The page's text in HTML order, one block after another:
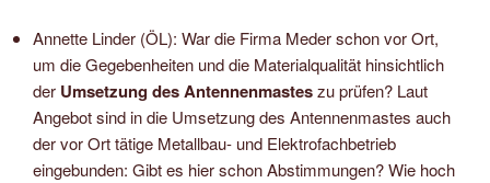
Annette Linder (ÖL): War die Firma Meder schon vor Ort,
um die Gegebenheiten und die Materialqualität hinsichtlich
der Umsetzung des Antennenmasteszu prüfen? Laut
Angebot sind in die Umsetzung des Antennenmastes auch
der vor Ort tätige Metallbau- und Elektrofachbetrieb
eingebunden: Gibt es hier schon Abstimmungen? Wie hoch